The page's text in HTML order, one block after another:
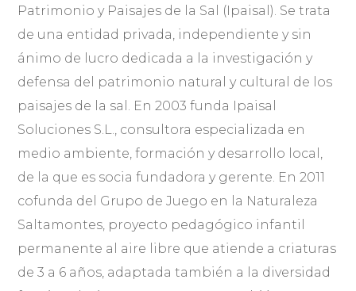
Patrimonio y Paisajes de la Sal (Ipaisal). Se trata
de una entidad privada, independiente y sin
ánimo de lucro dedicada a la investigación y
defensa del patrimonio natural y cultural de los
paisajes de la sal. En 2003 funda Ipaisal
Soluciones S.L., consultora especializada en
medio ambiente, formación y desarrollo local,
de la que es socia fundadora y gerente. En 2011
cofunda del Grupo de Juego en la Naturaleza
Saltamontes, proyecto pedagógico infantil
permanente al aire libre que atiende a criaturas
de 3 a 6 años, adaptada también a la diversidad